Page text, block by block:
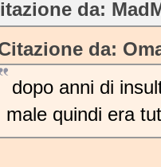
da:
da:
dopo anni di
male quindi era